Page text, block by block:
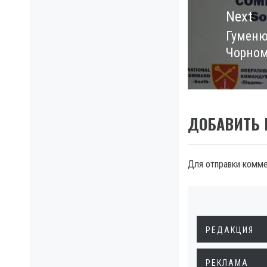
Next
Next
post:
ДОБАВИТЬ
Для отправки
РЕДАКЦИЯ
РЕКЛАМА